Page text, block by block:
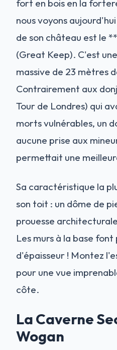
fort en bois en la
nous voyons
de son château est le
(Great Keep). C'est
massive de 23 mètres
Contrairement aux
Tour de Londres) qui
morts vulnérables, un
aucune prise aux
permettait une
Sa caractéristique la
son toit : un dôme de
prouesse
Les murs à la base
d'épaisseur ! Montez
pour une vue
côte.
La Caverne
Wogan